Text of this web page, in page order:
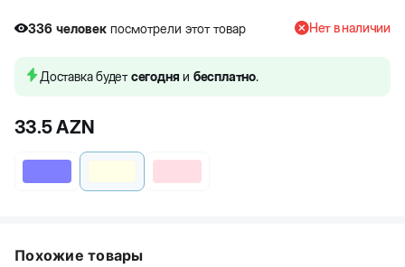
336 человек посмотрели этот товар
336 человек посмотрели этот товар
Нет в наличии
Доставка будетсегодня и бесплатно.
33.5AZN
Похожие товары